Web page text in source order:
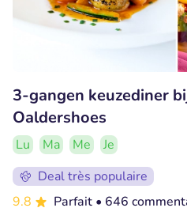
3-gangen keuzediner
Oaldershoes
Lu Ma Me
Je
Deal très populaire
9.8
Parfait • 646